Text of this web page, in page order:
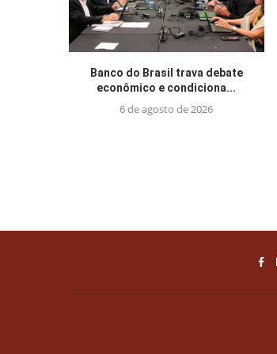
Banco do Brasil trava debate
econômico e condiciona...
6 de agosto de 2026